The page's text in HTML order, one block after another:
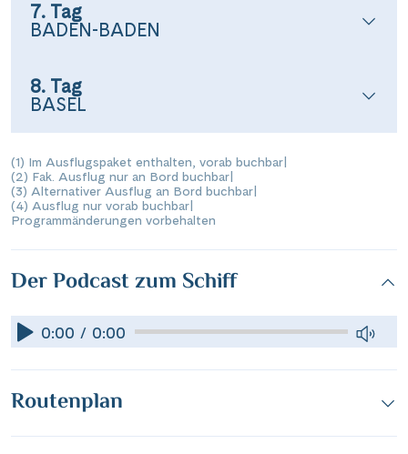
7. Tag
BADEN-BADEN
8. Tag
BASEL
(1) Im Ausflugspaket enthalten, vorab buchbar
(2) Fak. Ausflug nur an Bord buchbar
(3) Alternativer Ausflug an Bord buchbar
(4) Ausflug nur vorab buchbar
Programmänderungen vorbehalten
Der Podcast zum Schiff
0:00 / 0:00
Routenplan